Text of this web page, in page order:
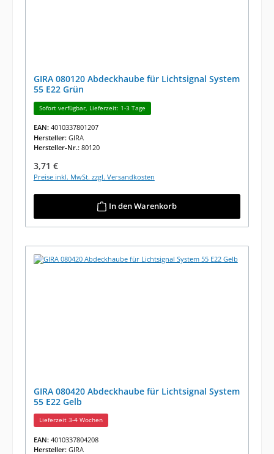
GIRA 080120 Abdeckhaube für Lichtsignal System
55 E22 Grün
Sofort verfügbar, Lieferzeit: 1-3 Tage
EAN: 4010337801207
Hersteller: GIRA
Hersteller-Nr.: 80120
Regulärer Preis:
3,71 €
Preise inkl. MwSt. zzgl. Versandkosten
In den Warenkorb
GIRA 080420 Abdeckhaube für Lichtsignal System
55 E22 Gelb
Lieferzeit 3-4 Wochen
EAN: 4010337804208
Hersteller: GIRA